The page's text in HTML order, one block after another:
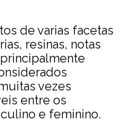
de varias facetas
resinas, notas
vezes
entre os
e feminino.